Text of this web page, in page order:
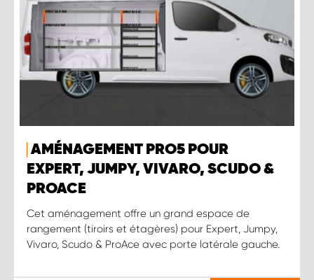
AMÉNAGEMENT PRO5 POUR
EXPERT, JUMPY, VIVARO, SCUDO &
PROACE
Cet aménagement offre un grand espace de
rangement (tiroirs et étagères) pour Expert, Jumpy,
Vivaro, Scudo & ProAce avec porte latérale gauche.